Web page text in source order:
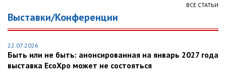
ВСЕ СТАТЬИ
Выставки/Конференции
22.07.2026
Быть или не быть: анонсированная на январь 2027 года
выставка EcoXpo может не состояться